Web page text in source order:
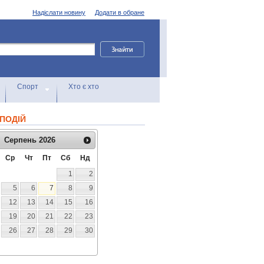
Додати в обране
Надіслати новину
Спорт Хто є хто
Серпень 2026
Ср Чт Пт Сб
Нд
1
2
5 6 7 8
9
12 13 14 15
16
19 20 21 22
23
26 27 28 29
30